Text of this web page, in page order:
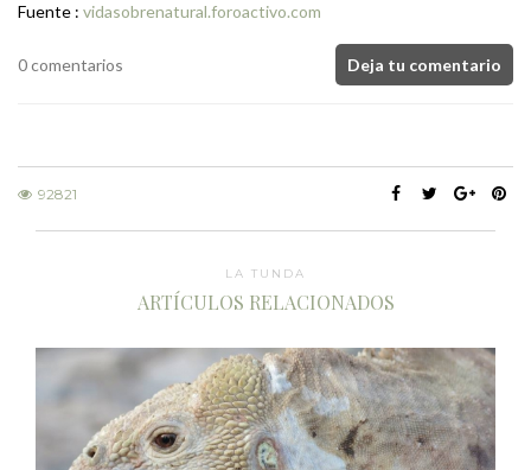
Fuente : vidasobrenatural.foroactivo.com
0 comentarios Deja tu comentario
92821
LA TUNDA
ARTÍCULOS RELACIONADOS